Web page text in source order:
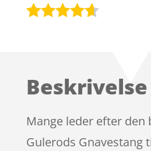
på
mmelser
Beskrivelse
Mange leder efter den
Gulerods Gnavestang